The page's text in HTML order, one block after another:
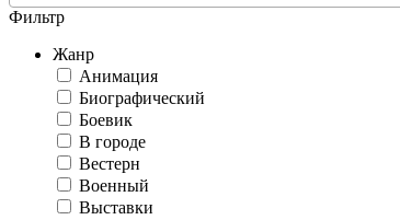
Фильтр
Жанр
Анимация
Биографический
Боевик
В городе
Вестерн
Военный
Выставки